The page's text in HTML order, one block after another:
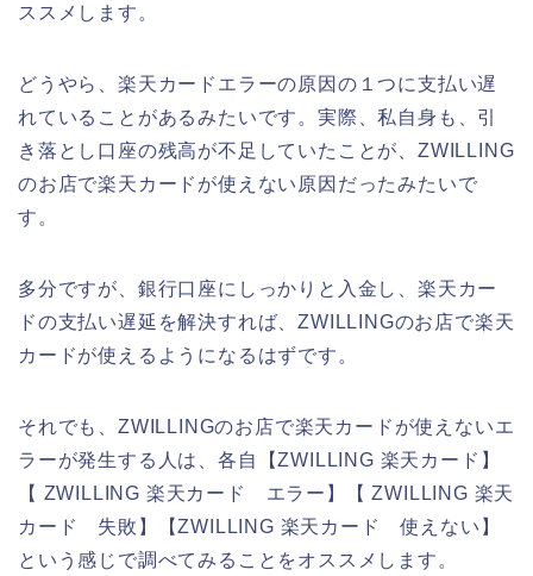
ススメします。
どうやら、楽天カードエラーの原因の１つに支払い遅
れていることがあるみたいです。実際、私自身も、引
き落とし口座の残高が不足していたことが、ZWILLING
のお店で楽天カードが使えない原因だったみたいで
す。
多分ですが、銀行口座にしっかりと入金し、楽天カー
ドの支払い遅延を解決すれば、ZWILLINGのお店で楽天
カードが使えるようになるはずです。
それでも、ZWILLINGのお店で楽天カードが使えないエ
ラーが発生する人は、各自【ZWILLING 楽天カード】
【 ZWILLING 楽天カード エラー】【 ZWILLING 楽天
カード 失敗】【ZWILLING 楽天カード 使えない】
という感じで調べてみることをオススメします。